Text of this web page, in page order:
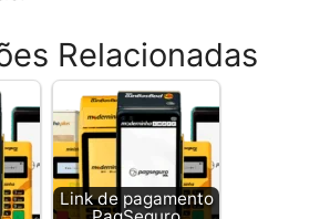
Relacionadas
Link de pagamento